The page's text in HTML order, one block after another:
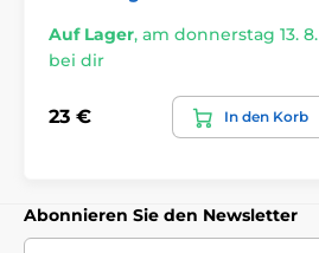
Auf Lager, am donnerstag 13. 8.
bei dir
23 € In den Korb
Abonnieren Sie den Newsletter